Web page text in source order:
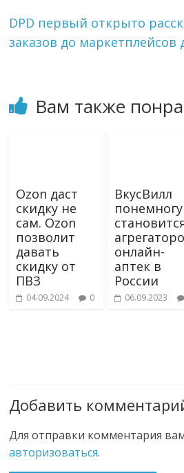
i
i
DPD первый открыто
заказов до маркетплейсов
Вам также
Ozon даст
скидку не
сам. Ozon
позволит
давать
скидку от
ПВЗ
04.09.2024 0
ВкусВилл
понемногу
онлайн-
аптек в
России
06.09.2023
Добавить
Для отправки комментария
авторизоваться.